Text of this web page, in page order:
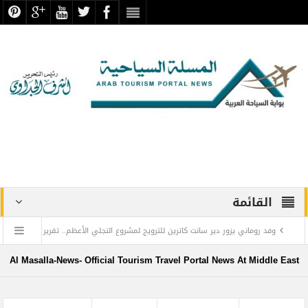
القائمة
وفد روماني يزور دير سانت كاترين للترويج لمشروع التجلي الأعظم.. تقرير
أثري
Al Masalla-News- Official Tourism Travel Portal News At Middle East